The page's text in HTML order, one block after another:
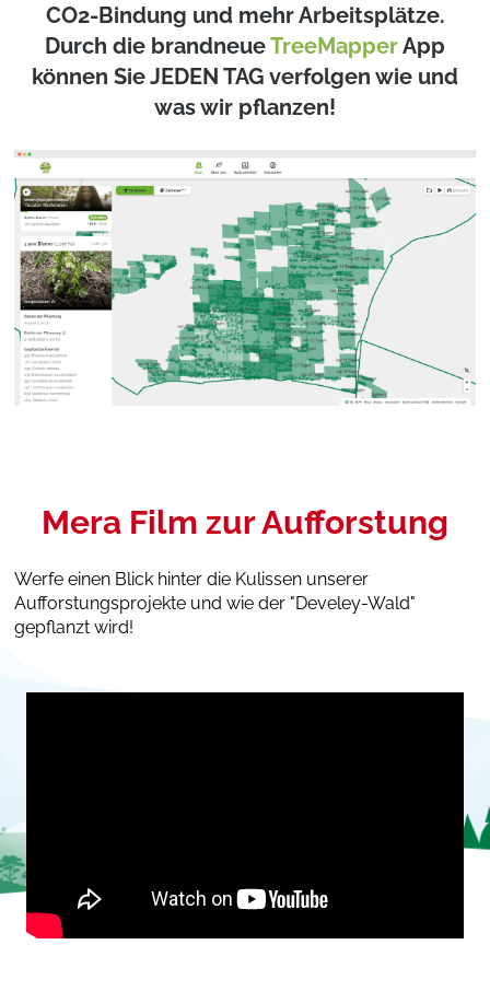
CO2-Bindung und mehr Arbeitsplätze.
Durch die brandneueTreeMapperApp
können Sie JEDEN TAG verfolgen wie und
was wir pflanzen!
Mera Film zur Aufforstung
Werfe einen Blick hinter die Kulissen unserer
Aufforstungsprojekte und wie der "Develey-Wald"
gepflanzt wird!